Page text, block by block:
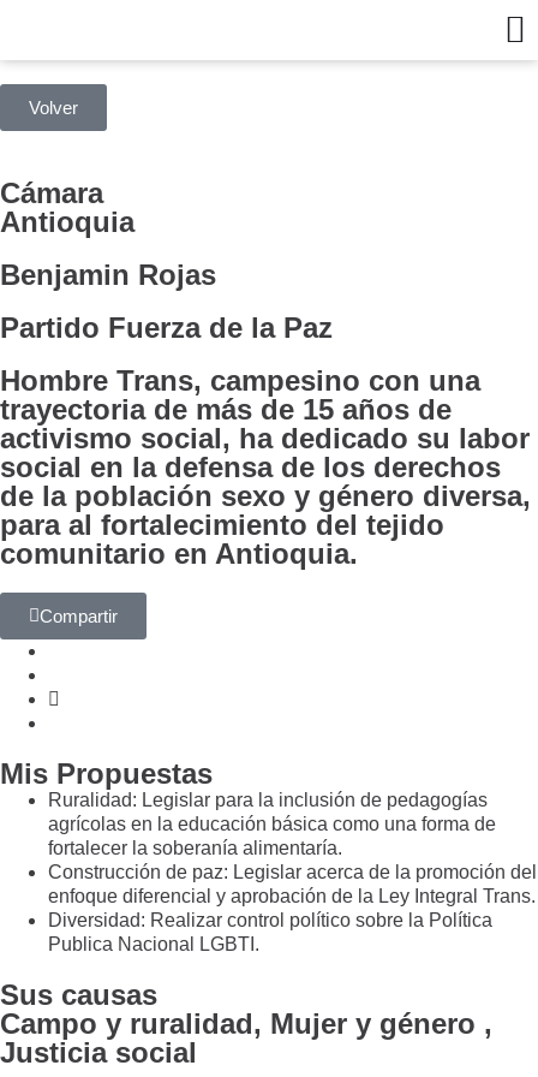
Volver
Cámara
Antioquia
Benjamin Rojas
Partido Fuerza de la Paz
Hombre Trans, campesino con una
trayectoria de más de 15 años de
activismo social, ha dedicado su labor
social en la defensa de los derechos
de la población sexo y género diversa,
para al fortalecimiento del tejido
comunitario en Antioquia.
Compartir
Mis Propuestas
Ruralidad: Legislar para la inclusión de pedagogías
agrícolas en la educación básica como una forma de
fortalecer la soberanía alimentaría.
Construcción de paz: Legislar acerca de la promoción del
enfoque diferencial y aprobación de la Ley Integral Trans.
Diversidad: Realizar control político sobre la Política
Publica Nacional LGBTI.
Sus causas
Campo y ruralidad, Mujer y género ,
Justicia social